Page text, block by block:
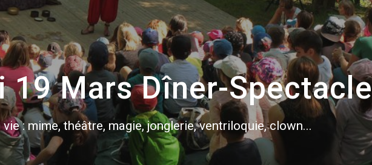
19 Mars Dîner-Spectacle
: mime, théâtre, magie, jonglerie, ventriloquie, clown...